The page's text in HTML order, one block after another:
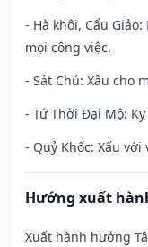
- Hà khôi, Cẩu
mọi công việc.
- Sát Chủ: Xấu cho
- Tứ Thời Đại Mộ:
- Quỷ Khốc: Xấu
Hướng xuất
Xuất hành hướng